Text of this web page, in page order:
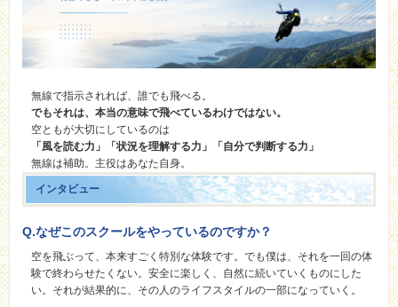
無線で指示されれば、誰でも飛べる。
でもそれは、本当の意味で飛べているわけではない。
空ともが大切にしているのは
「風を読む力」「状況を理解する力」「自分で判断する力」
無線は補助。主役はあなた自身。
インタビュー
Q.なぜこのスクールをやっているのですか？
空を飛ぶって、本来すごく特別な体験です。でも僕は、それを一回の体
験で終わらせたくない。安全に楽しく、自然に続いていくものにした
い。それが結果的に、その人のライフスタイルの一部になっていく。